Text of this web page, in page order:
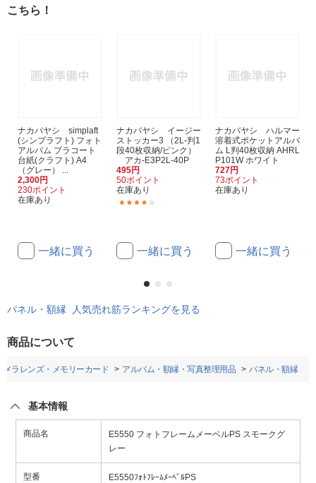
こちら！
ナカバヤシ simplaft
(シンプラフト) フォト
アルバム プラコート
台紙(クラフト) A4
（グレー） ...
2,300円
230ポイント
在庫あり
一緒に買う
ナカバヤシ イージー
ストッカー3 （2L-判1
段40枚収納/ピンク）
アカ-E3P2L-40P
495円
50ポイント
在庫あり
一緒に買う
ナカバヤシ ハルマー
溶着式ポケットアルバ
ム L判40枚収納 AHRL
P101W ホワイト
727円
73ポイント
在庫あり
一緒に買う
パネル・額縁 人気売れ筋ランキングを見る
商品について
メラレンズ・メモリーカード アルバム・額縁・写真整理用品 パネル・額縁
基本情報
商品名
E5550 フォトフレームメーベルPS スモークグ
レー
型番 E5550ﾌｫﾄﾌﾚｰﾑﾒｰﾍﾞﾙPS